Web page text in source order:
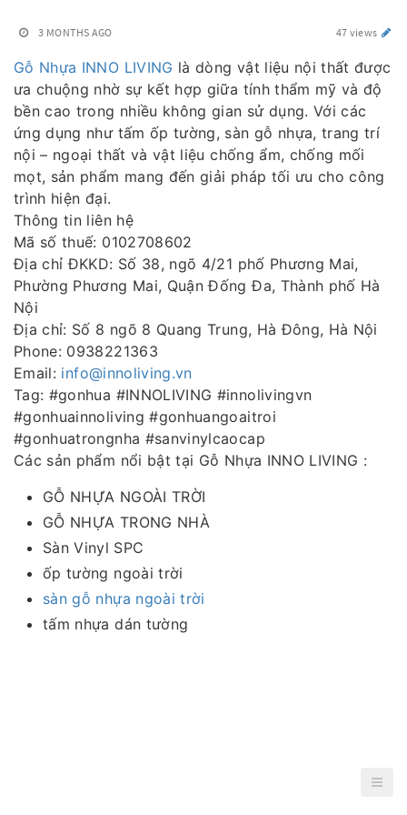
3 MONTHS AGO 47 views
Gỗ Nhựa INNO LIVING là dòng vật liệu nội thất được
ưa chuộng nhờ sự kết hợp giữa tính thẩm mỹ và độ
bền cao trong nhiều không gian sử dụng. Với các
ứng dụng như tấm ốp tường, sàn gỗ nhựa, trang trí
nội – ngoại thất và vật liệu chống ẩm, chống mối
mọt, sản phẩm mang đến giải pháp tối ưu cho công
trình hiện đại.
Thông tin liên hệ
Mã số thuế: 0102708602
Địa chỉ ĐKKD: Số 38, ngõ 4/21 phố Phương Mai,
Phường Phương Mai, Quận Đống Đa, Thành phố Hà
Nội
Địa chỉ: Số 8 ngõ 8 Quang Trung, Hà Đông, Hà Nội
Phone: 0938221363
Email: info@innoliving.vn
Tag: #gonhua #INNOLIVING #innolivingvn
#gonhuainnoliving #gonhuangoaitroi
#gonhuatrongnha #sanvinylcaocap
Các sản phẩm nổi bật tại Gỗ Nhựa INNO LIVING :
GỖ NHỰA NGOÀI TRỜI
GỖ NHỰA TRONG NHÀ
Sàn Vinyl SPC
ốp tường ngoài trời
sàn gỗ nhựa ngoài trời
tấm nhựa dán tường